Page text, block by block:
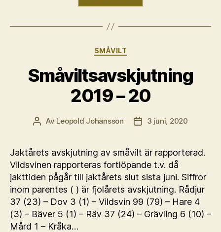
19”
Kategorier
SMÅVILT
Småviltsavskjutning
2019 – 20
Inläggsförfattare
Av Leopold Johansson Inläggsdatum
3 juni, 2020
Jaktårets avskjutning av småvilt är rapporterad.
Vildsvinen rapporteras fortlöpande t.v. då
jakttiden pågår till jaktårets slut sista juni. Siffror
inom parentes ( ) är fjolårets avskjutning. Rådjur
37 (23) – Dov 3 (1) – Vildsvin 99 (79) – Hare 4
(3) – Bäver 5 (1) – Räv 37 (24) – Grävling 6 (10) –
Mård 1 – Kråka…